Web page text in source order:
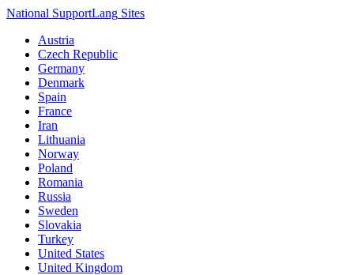
National SupportLang Sites
Austria
Czech Republic
Germany
Denmark
Spain
France
Iran
Lithuania
Norway
Poland
Romania
Russia
Sweden
Slovakia
Turkey
United States
United Kingdom